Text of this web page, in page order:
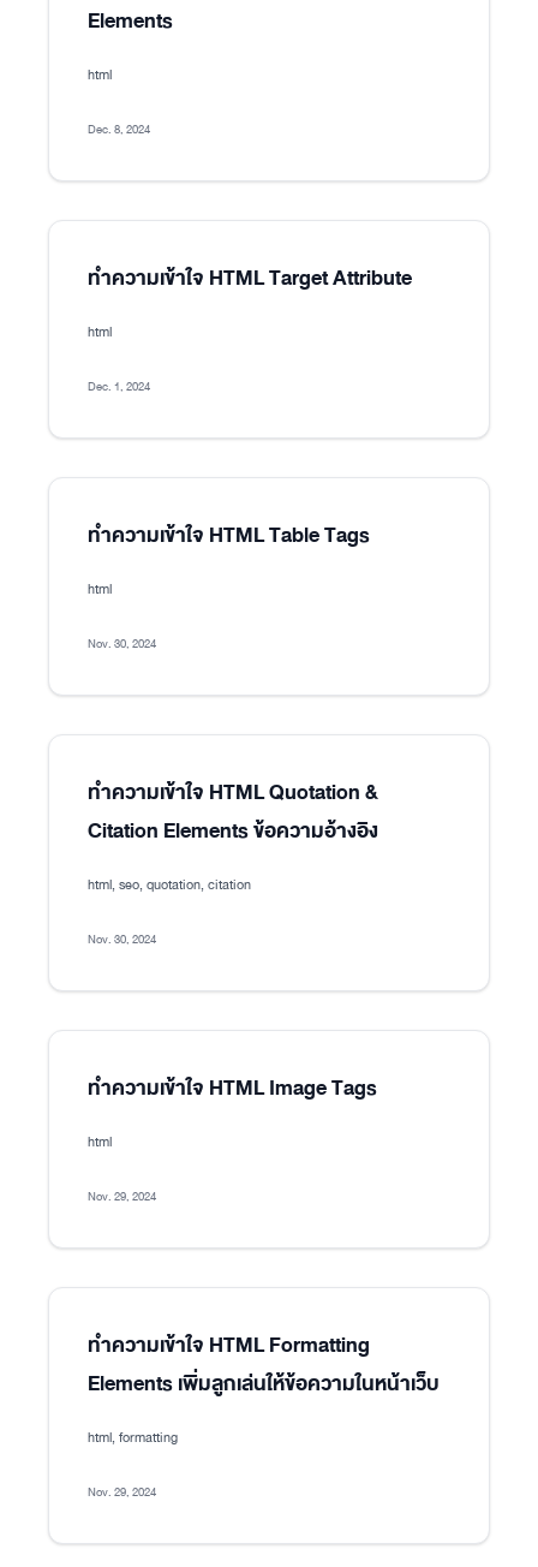
Elements
html
Dec. 8, 2024
ทำความเข้าใจ HTML Target Attribute
html
Dec. 1, 2024
ทำความเข้าใจ HTML Table Tags
html
Nov. 30, 2024
ทำความเข้าใจ HTML Quotation &
Citation Elements ข้อความอ้างอิง
html, seo, quotation, citation
Nov. 30, 2024
ทำความเข้าใจ HTML Image Tags
html
Nov. 29, 2024
ทำความเข้าใจ HTML Formatting
Elements เพิ่มลูกเล่นให้ข้อความในหน้าเว็บ
html, formatting
Nov. 29, 2024